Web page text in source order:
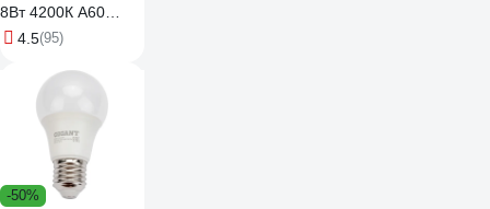
8Вт 4200К А60
600Лм G-E27-8-
4.5(95)
-50%